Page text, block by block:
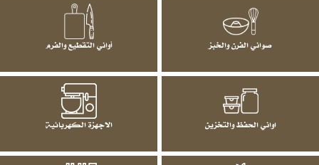
صواني الفرن والخبز أواني التقطيع والفرم
اواني الحفظ والتخزين الاجهزة الكهربائية